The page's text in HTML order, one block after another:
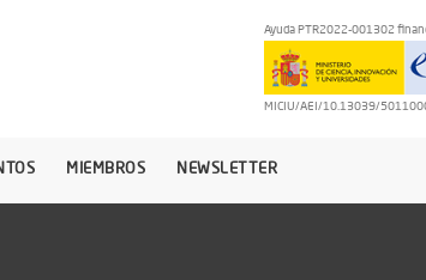
Ayuda PTR2022-001302
MICIU/AEI/10.13039/
MIEMBROS NEWSLETTER